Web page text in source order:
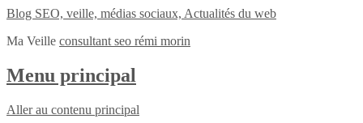
Blog SEO, veille, médias sociaux, Actualités du web
Ma Veille consultant seo rémi morin
Menu principal
Aller au contenu principal